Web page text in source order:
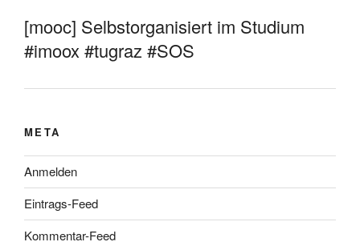
[mooc] Selbstorganisiert im Studium
#imoox #tugraz #SOS
META
Anmelden
Eintrags-Feed
Kommentar-Feed